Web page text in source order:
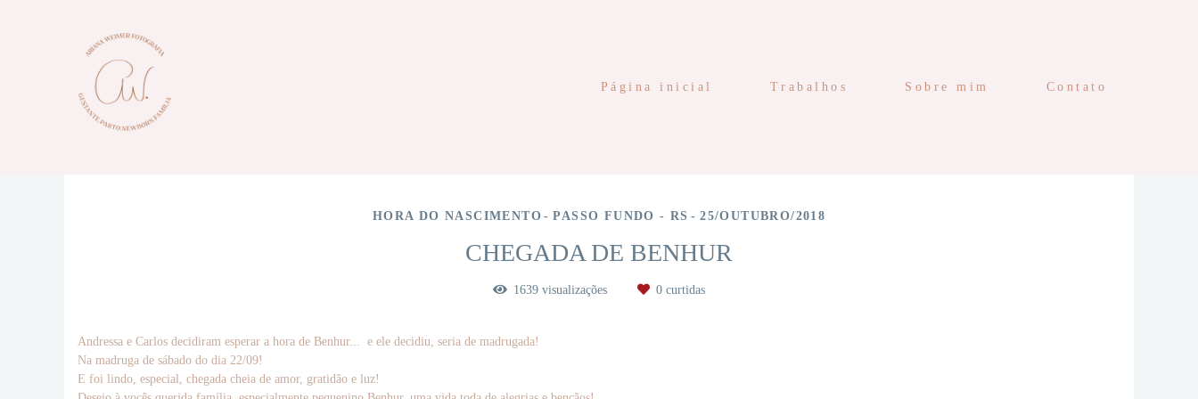
Página inicial Trabalhos Sobre mim Contato
HORA DO NASCIMENTO PASSO FUNDO - RS 25/OUTUBRO/2018
CHEGADA DE BENHUR
1639 visualizações 0 curtidas
Andressa e Carlos decidiram esperar a hora de Benhur... e ele decidiu, seria de madrugada!
Na madruga de sábado do dia 22/09!
E foi lindo, especial, chegada cheia de amor, gratidão e luz!